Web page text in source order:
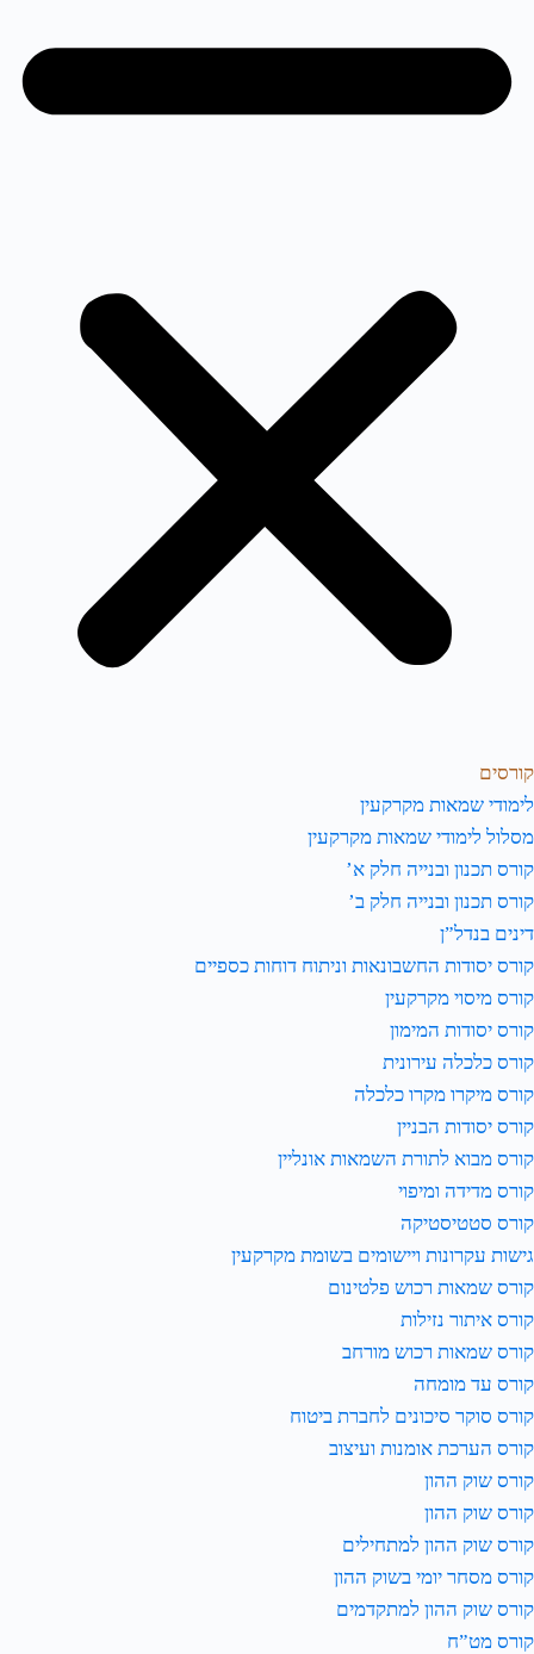
קורסים
לימודי שמאות מקרקעין
מסלול לימודי שמאות מקרקעין
קורס תכנון ובנייה חלק א’
קורס תכנון ובנייה חלק ב’
דינים בנדל”ן
קורס יסודות החשבונאות וניתוח דוחות כספיים
קורס מיסוי מקרקעין
קורס יסודות המימון
קורס כלכלה עירונית
קורס מיקרו מקרו כלכלה
קורס יסודות הבניין
קורס מבוא לתורת השמאות אונליין
קורס מדידה ומיפוי
קורס סטטיסטיקה
גישות עקרונות ויישומים בשומת מקרקעין
קורס שמאות רכוש פלטינום
קורס איתור נזילות
קורס שמאות רכוש מורחב
קורס עד מומחה
קורס סוקר סיכונים לחברת ביטוח
קורס הערכת אומנות ועיצוב
קורס שוק ההון
קורס שוק ההון
קורס שוק ההון למתחילים
קורס מסחר יומי בשוק ההון
קורס שוק ההון למתקדמים
קורס מט”ח